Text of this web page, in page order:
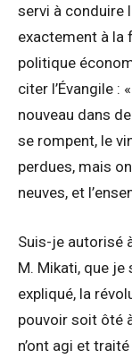
servi à conduire
exactement à la
politique
citer l’Évangile :
nouveau dans
se rompent, le
perdues, mais
neuves, et
Suis-je autorisé
M. Mikati, que je
expliqué, la
pouvoir soit ôté
n’ont agi et